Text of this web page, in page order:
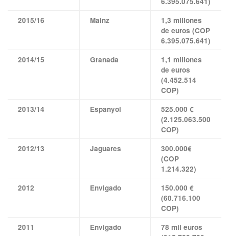
2015/16
Mainz
1,3 millones
de euros (COP
6.395.075.641)
2014/15
Granada
1,1 millones
de euros
(4.452.514
COP)
2013/14
Espanyol
525.000 €
(2.125.063.500
COP)
2012/13
Jaguares
300.000€
(COP
1.214.322)
2012
Envigado
150.000 €
(60.716.100
COP)
2011
Envigado
78 mil euros